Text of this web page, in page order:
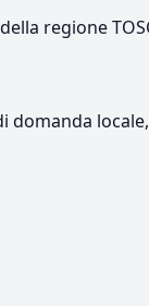
regione